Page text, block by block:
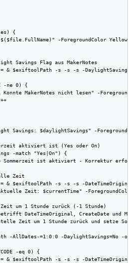
{
-ForegroundColor Yellow
Savings Flag aus MakerNotes
& $exiftoolPath -s -s -s -DaylightSavings
-ne 0) {
Konnte MakerNotes nicht lesen" -
Savings: $daylightSavings" -
aktiviert ist (Yes oder On)
-match "Yes|On") {
Sommerzeit ist aktiviert - Korrektur
Zeit
& $exiftoolPath -s -s -s -DateTimeOriginal
Zeit: $currentTime" -ForegroundColor
um 1 Stunde zurück (-1 Stunde)
DateTimeOriginal, CreateDate und
Zeit um 1 Stunde zurück und setze
-AllDates-=1:0:0 -DaylightSavings=No -
-eq 0) {
& $exiftoolPath -s -s -s -DateTimeOriginal